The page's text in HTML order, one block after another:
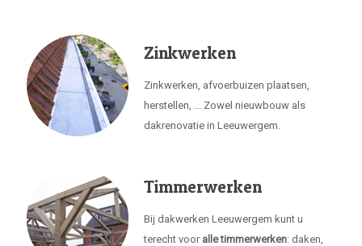
Zinkwerken
Zinkwerken, afvoerbuizen plaatsen,
herstellen, ... Zowel nieuwbouw als
dakrenovatie in Leeuwergem.
Timmerwerken
Bij dakwerken Leeuwergem kunt u
terecht voor alle timmerwerken: daken,